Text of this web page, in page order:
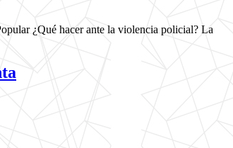
¿Qué hacer ante la violencia policial? La